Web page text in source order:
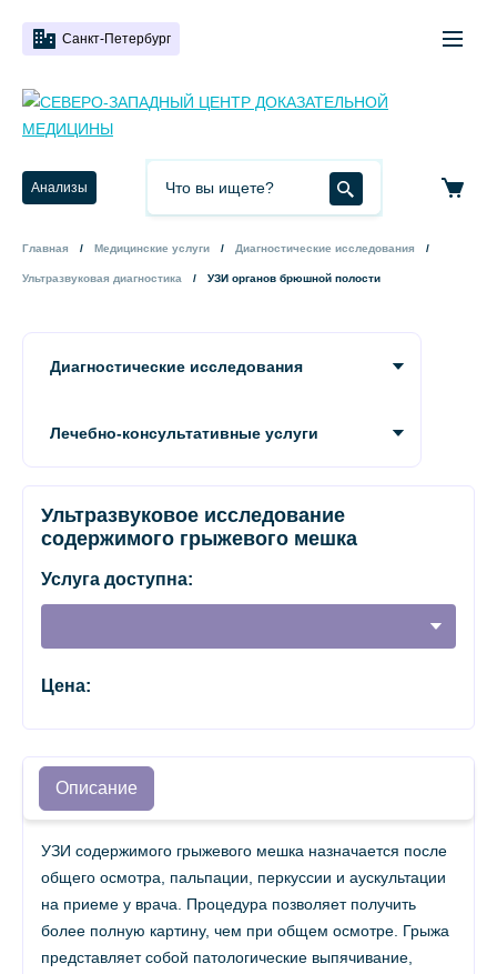
Санкт-Петербург
Анализы
Главная Медицинские услуги Диагностические исследования
Ультразвуковая диагностика УЗИ органов брюшной полости
Диагностические исследования
Лечебно-консультативные услуги
Ультразвуковое исследование
содержимого грыжевого мешка
Услуга доступна:
Цена:
Описание
УЗИ содержимого грыжевого мешка назначается после
общего осмотра, пальпации, перкуссии и аускультации
на приеме у врача. Процедура позволяет получить
более полную картину, чем при общем осмотре. Грыжа
представляет собой патологические выпячивание,